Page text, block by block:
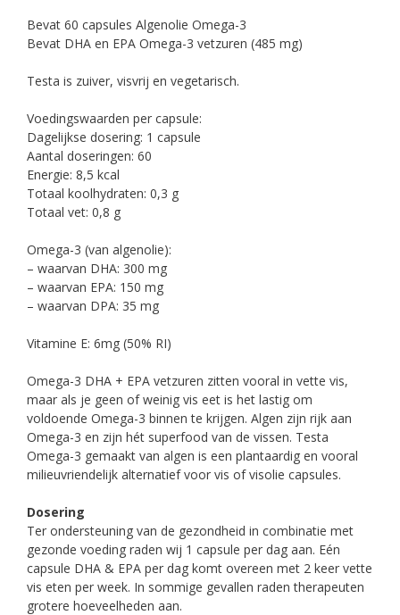
Bevat 60 capsules Algenolie Omega-3
Bevat DHA en EPA Omega-3 vetzuren (485 mg)
Testa is zuiver, visvrij en vegetarisch.
Voedingswaarden per capsule:
Dagelijkse dosering: 1 capsule
Aantal doseringen: 60
Energie: 8,5 kcal
Totaal koolhydraten: 0,3 g
Totaal vet: 0,8 g
Omega-3 (van algenolie):
– waarvan DHA: 300 mg
– waarvan EPA: 150 mg
– waarvan DPA: 35 mg
Vitamine E: 6mg (50% RI)
Omega-3 DHA + EPA vetzuren zitten vooral in vette vis,
maar als je geen of weinig vis eet is het lastig om
voldoende Omega-3 binnen te krijgen. Algen zijn rijk aan
Omega-3 en zijn hét superfood van de vissen. Testa
Omega-3 gemaakt van algen is een plantaardig en vooral
milieuvriendelijk alternatief voor vis of visolie capsules.
Dosering
Ter ondersteuning van de gezondheid in combinatie met
gezonde voeding raden wij 1 capsule per dag aan. Eén
capsule DHA & EPA per dag komt overeen met 2 keer vette
vis eten per week. In sommige gevallen raden therapeuten
grotere hoeveelheden aan.